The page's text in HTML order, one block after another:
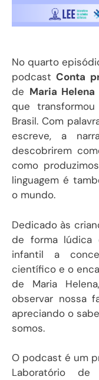
No quarto
podcast Conta
de Maria
que
Brasil. Com
escreve, a
descobrirem
como
linguagem é
o mundo.
Dedicado às
de forma lúdica
infantil a
científico e o
de Maria
observar nossa
apreciando o
somos.
O podcast é um
Laboratório